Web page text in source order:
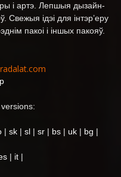
і артэ. Лепшыя дызайн-
Свежыя ідэі для інтэр’еру
пакоі і іншых пакояў.
| sk | sl | sr | bs | uk | bg |
| it|